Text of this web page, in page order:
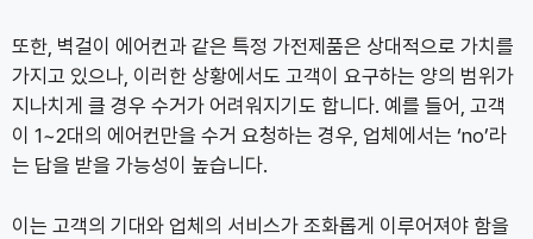
또한, 벽걸이 에어컨과 같은 특정 가전제품은 상대적으로 가치를
가지고 있으나, 이러한 상황에서도 고객이 요구하는 양의 범위가
지나치게 클 경우 수거가 어려워지기도 합니다. 예를 들어, 고객
이 1~2대의 에어컨만을 수거 요청하는 경우, 업체에서는 ‘no’라
는 답을 받을 가능성이 높습니다.
이는 고객의 기대와 업체의 서비스가 조화롭게 이루어져야 함을